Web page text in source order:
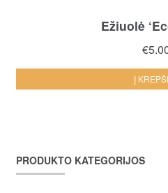
Ežiuolė
€
Į
PRODUKTO KATEGORIJOS